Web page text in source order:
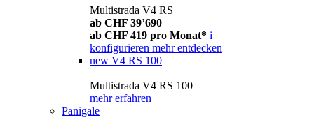
Multistrada V4 RS
ab CHF 39’690
ab CHF 419 pro Monat* i
konfigurieren mehr entdecken
new V4 RS 100
Multistrada V4 RS 100
mehr erfahren
Panigale